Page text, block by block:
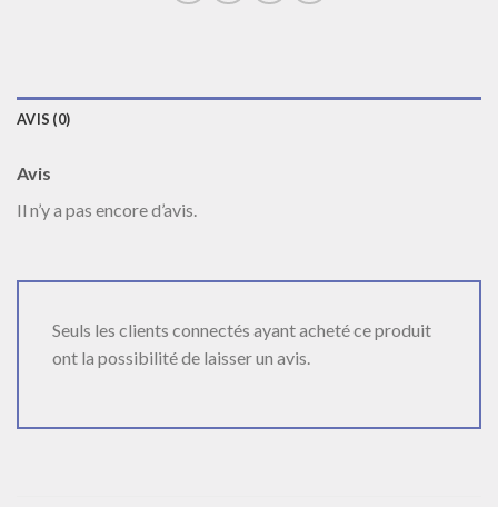
AVIS (0)
Avis
Il n’y a pas encore d’avis.
Seuls les clients connectés ayant acheté ce produit
ont la possibilité de laisser un avis.